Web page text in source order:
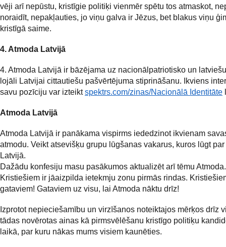
vēji arī nepūstu, kristīgie politiķi vienmēr spētu tos atmaskot,
noraidīt, nepakļauties, jo viņu galva ir Jēzus, bet blakus viņu
kristīgā saime.
4. Atmoda Latvijā
4. Atmoda Latvijā ir bāzējama uz nacionālpatriotisko un
lojāli Latvijai cittautiešu pašvērtējuma stiprināšanu. Ikviens
savu pozīciju var izteiktspektrs.com/zinas/Nacionālā Identitāte
Atmoda Latvijā
Atmoda Latvijā ir panākama vispirms iededzinot ikvienam
atmodu. Veikt atsevišķu grupu lūgšanas vakarus, kuros lūgt
Latvijā.
Dažādu konfesiju masu pasākumos aktualizēt arī tēmu Atmoda.
Kristiešiem ir jāaizpilda ietekmju zonu pirmās rindas.
gataviem! Gataviem uz visu, lai Atmoda nāktu drīz!
Izprotot nepieciešamību un virzīšanos noteiktajos mērķos drīz
tādas novērotas ainas kā pirmsvēlēšanu kristīgo politiķu
laikā, par kuru nākas mums visiem kaunēties.